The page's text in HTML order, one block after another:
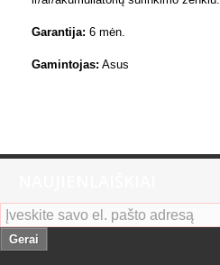
Garantija: 6 mėn.
Gamintojas: Asus
Gerai